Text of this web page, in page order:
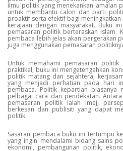
ilmu politik yang menekankan amalan
untuk membantu calon dan parti
proaktif serta efektif bagi
kerajaan dengan masyarakat. Buku
pemasaran politik berteraskan Islam.
pembaca lebih jelas akan pergerakan
juga menggunakan pemasaran
Untuk memahami pemasaran
praktikal, buku ini mengetengahkan
politik matang dan sejahtera,
yang menjadi perhatian pada hari
pembaca. Politik kepartian biasanya
pelbagai cara dan pendekatan.
pemasaran politik ialah imej,
berkesan dan publisiti yang dapat
politik.
Sasaran pembaca buku ini tertumpu
yang ingin mendalami bidang sains
ekonomi, pembangunan politik,